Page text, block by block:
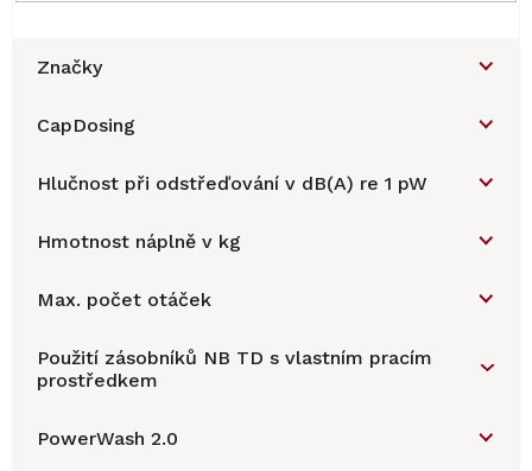
Značky
CapDosing
Hlučnost při odstřeďování v dB(A) re 1 pW
Hmotnost náplně v kg
Max. počet otáček
Použití zásobníků NB TD s vlastním pracím
prostředkem
PowerWash 2.0